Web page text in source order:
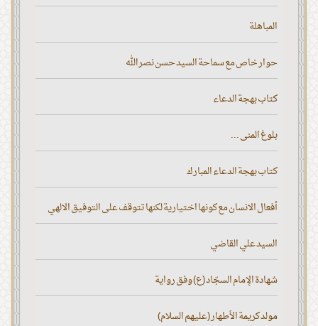
المباهلة
حوار خاص مع سماحة السيد حسن نصر الله
كتاب بهجة الدعاء
بلوغ المنى ...
كتاب بهجة الدعاء المبارك
أفعال الانسان مع كونها اختيارية لكنها تتوقف على التوفيق الالهي
السيد علي القاضي
شهادة الإمام السجّاد (ع) وفق رواية
مولد كريمة الأطهار (عليهم السلام)